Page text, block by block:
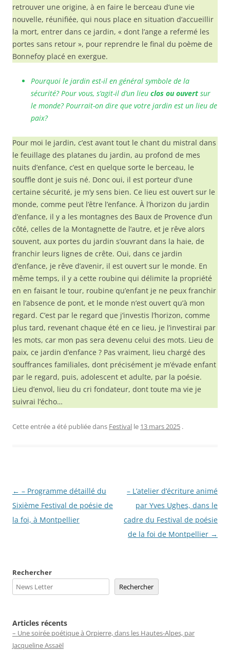
retrouver une origine, à en faire le berceau d’une vie
nouvelle, réunifiée, qui nous place en situation d’accueillir
la mort, entrer dans ce jardin, « dont l’ange a refermé les
portes sans retour », pour reprendre le final du poème de
Bonnefoy placé en exergue.
Pourquoi le jardin est-il en général symbole de la
sécurité? Pour vous, s’agit-il d’un lieu clos ou ouvert sur
le monde? Pourrait-on dire que votre jardin est un lieu de
paix?
Pour moi le jardin, c’est avant tout le chant du mistral dans
le feuillage des platanes du jardin, au profond de mes
nuits d’enfance, c’est en quelque sorte le berceau, le
souffle dont je suis né. Donc oui, il est porteur d’une
certaine sécurité, je m’y sens bien. Ce lieu est ouvert sur le
monde, comme peut l’être l’enfance. À l’horizon du jardin
d’enfance, il y a les montagnes des Baux de Provence d’un
côté, celles de la Montagnette de l’autre, et je rêve alors
souvent, aux portes du jardin s’ouvrant dans la haie, de
franchir leurs lignes de crête. Oui, dans ce jardin
d’enfance, je rêve d’avenir, il est ouvert sur le monde. En
même temps, il y a cette roubine qui délimite la propriété
en en faisant le tour, roubine qu’enfant je ne peux franchir
en l’absence de pont, et le monde n’est ouvert qu’à mon
regard. C’est par le regard que j’investis l’horizon, comme
plus tard, revenant chaque été en ce lieu, je l’investirai par
les mots, car mon pas sera devenu celui des mots. Lieu de
paix, ce jardin d’enfance ? Pas vraiment, lieu chargé des
souffrances familiales, dont précisément je m’évade enfant
par le regard, puis, adolescent et adulte, par la poésie.
Lieu d’envol, lieu du cri fondateur, dont toute ma vie je
suivrai l’écho…
Cette entrée a été publiée dans Festival le 13 mars 2025 .
Navigation
des
articles
← – Programme détaillé du
Sixième Festival de poésie de
la foi, à Montpellier
– L’atelier d’écriture animé
par Yves Ughes, dans le
cadre du Festival de poésie
de la foi de Montpellier →
Rechercher
Rechercher
Articles récents
– Une soirée poétique à Orpierre, dans les Hautes-Alpes, par
Jacqueline Assaël